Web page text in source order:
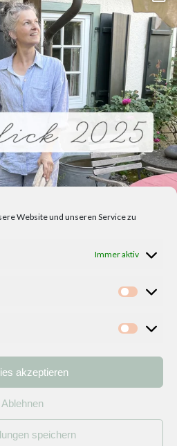
Website und unseren Service zu
Immer aktiv
akzeptieren
Ablehnen
speichern
Kontakt
/ Datenschutzerklärung